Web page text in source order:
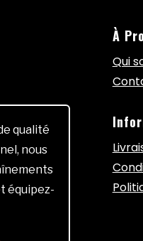
qualité
nous
équipez-
À
Qui